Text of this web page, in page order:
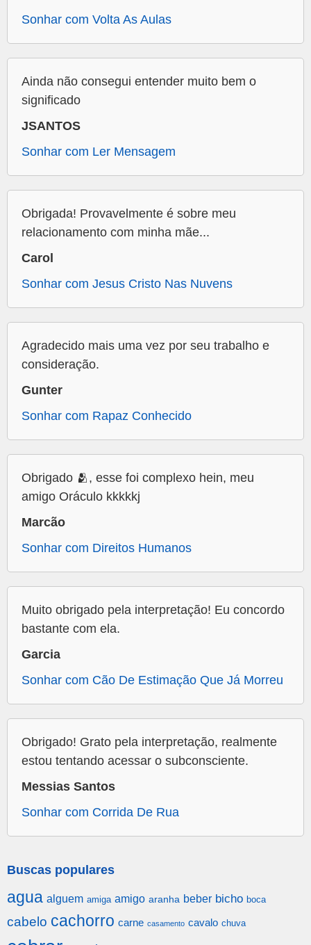
Sonhar com Volta As Aulas
Ainda não consegui entender muito bem o
significado
JSANTOS
Sonhar com Ler Mensagem
Obrigada! Provavelmente é sobre meu
relacionamento com minha mãe...
Carol
Sonhar com Jesus Cristo Nas Nuvens
Agradecido mais uma vez por seu trabalho e
consideração.
Gunter
Sonhar com Rapaz Conhecido
Obrigado 🫂, esse foi complexo hein, meu
amigo Oráculo kkkkkj
Marcão
Sonhar com Direitos Humanos
Muito obrigado pela interpretação! Eu concordo
bastante com ela.
Garcia
Sonhar com Cão De Estimação Que Já Morreu
Obrigado! Grato pela interpretação, realmente
estou tentando acessar o subconsciente.
Messias Santos
Sonhar com Corrida De Rua
Buscas populares
agua alguem amiga amigo aranha beber bicho boca
cabelo cachorro carne casamento cavalo chuva